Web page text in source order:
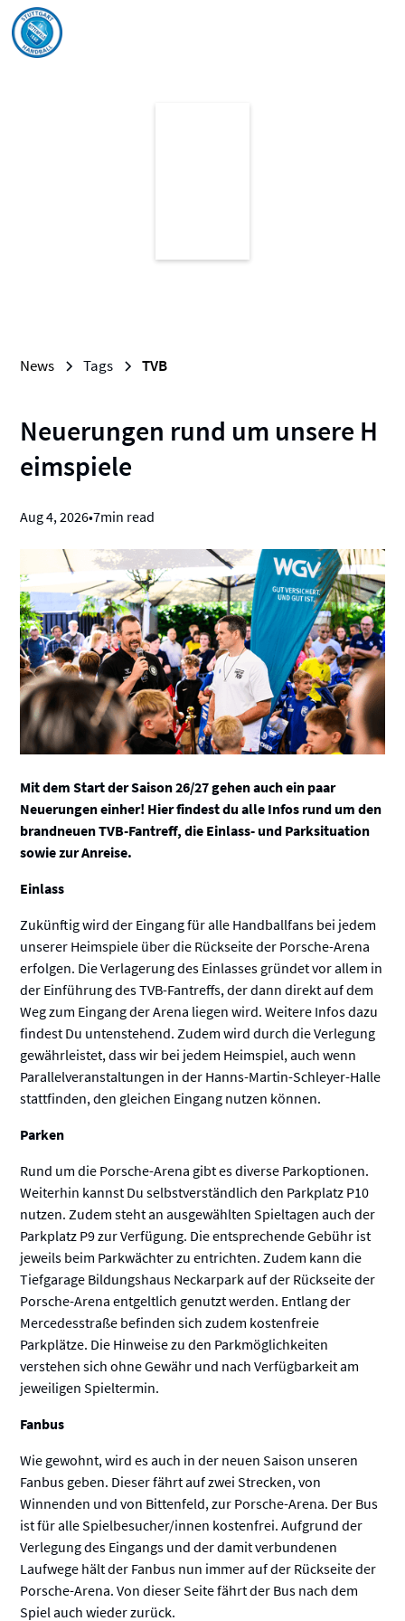
News Tags TVB
Neuerungen rund um unsere H
eimspiele
Aug 4, 2026•7min read
Mit dem Start der Saison 26/27 gehen auch ein paar
Neuerungen einher! Hier findest du alle Infos rund um den
brandneuen TVB-Fantreff, die Einlass- und Parksituation
sowie zur Anreise.
Einlass
Zukünftig wird der Eingang für alle Handballfans bei jedem
unserer Heimspiele über die Rückseite der Porsche-Arena
erfolgen. Die Verlagerung des Einlasses gründet vor allem in
der Einführung des TVB-Fantreffs, der dann direkt auf dem
Weg zum Eingang der Arena liegen wird. Weitere Infos dazu
findest Du untenstehend. Zudem wird durch die Verlegung
gewährleistet, dass wir bei jedem Heimspiel, auch wenn
Parallelveranstaltungen in der Hanns-Martin-Schleyer-Halle
stattfinden, den gleichen Eingang nutzen können.
Parken
Rund um die Porsche-Arena gibt es diverse Parkoptionen.
Weiterhin kannst Du selbstverständlich den Parkplatz P10
nutzen. Zudem steht an ausgewählten Spieltagen auch der
Parkplatz P9 zur Verfügung. Die entsprechende Gebühr ist
jeweils beim Parkwächter zu entrichten. Zudem kann die
Tiefgarage Bildungshaus Neckarpark auf der Rückseite der
Porsche-Arena entgeltlich genutzt werden. Entlang der
Mercedesstraße befinden sich zudem kostenfreie
Parkplätze. Die Hinweise zu den Parkmöglichkeiten
verstehen sich ohne Gewähr und nach Verfügbarkeit am
jeweiligen Spieltermin.
Fanbus
Wie gewohnt, wird es auch in der neuen Saison unseren
Fanbus geben. Dieser fährt auf zwei Strecken, von
Winnenden und von Bittenfeld, zur Porsche-Arena. Der Bus
ist für alle Spielbesucher/innen kostenfrei. Aufgrund der
Verlegung des Eingangs und der damit verbundenen
Laufwege hält der Fanbus nun immer auf der Rückseite der
Porsche-Arena. Von dieser Seite fährt der Bus nach dem
Spiel auch wieder zurück.